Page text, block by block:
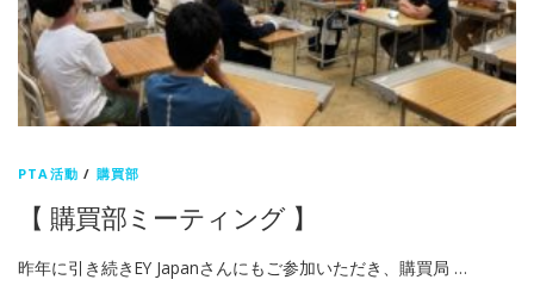
PTA活動 / 購買部
【 購買部ミーティング 】
昨年に引き続きEY Japanさんにもご参加いただき、購買局 …